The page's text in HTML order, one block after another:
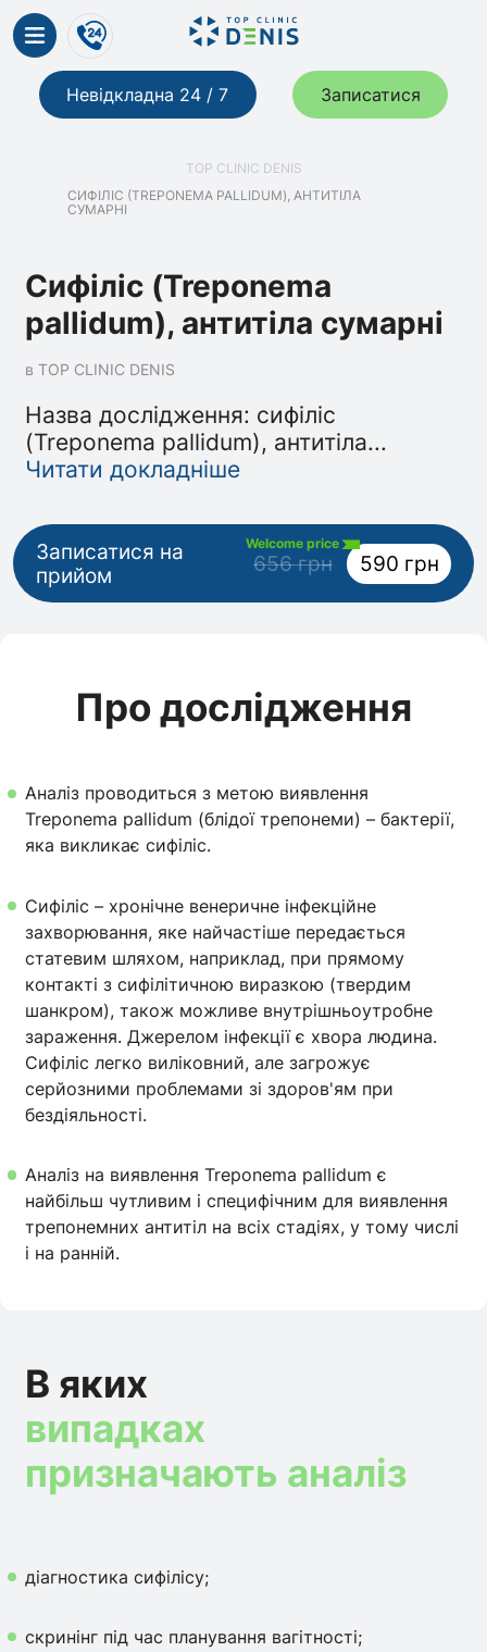
Невідкладна 24 / 7 Записатися
TOP CLINIC DENIS
СИФІЛІС (TREPONEMA PALLIDUM), АНТИТІЛА
СУМАРНІ
Сифіліс (Treponema
pallidum), антитіла сумарні
в TOP CLINIC DENIS
Назва дослідження: сифіліс
(Treponema pallidum), антитіла...
Читати докладніше
Записатися на
прийом
Welcome price
656 грн 590 грн
Про дослідження
Аналіз проводиться з метою виявлення
Treponema pallidum (блідої трепонеми) – бактерії,
яка викликає сифіліс.
Сифіліс – хронічне венеричне інфекційне
захворювання, яке найчастіше передається
статевим шляхом, наприклад, при прямому
контакті з сифілітичною виразкою (твердим
шанкром), також можливе внутрішньоутробне
зараження. Джерелом інфекції є хвора людина.
Сифіліс легко виліковний, але загрожує
серйозними проблемами зі здоров'ям при
бездіяльності.
Аналіз на виявлення Treponema pallidum є
найбільш чутливим і специфічним для виявлення
трепонемних антитіл на всіх стадіях, у тому числі
і на ранній.
В яких
випадках
призначають аналіз
діагностика сифілісу;
скринінг під час планування вагітності;